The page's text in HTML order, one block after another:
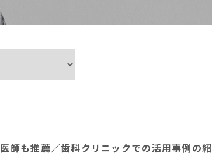
医師も推薦／歯科クリニックでの活用事例の